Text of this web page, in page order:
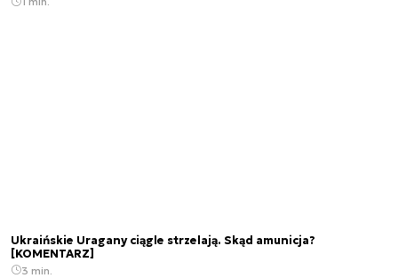
Ukraińskie Uragany ciągle strzelają. Skąd amunicja?
[KOMENTARZ]
3 min.